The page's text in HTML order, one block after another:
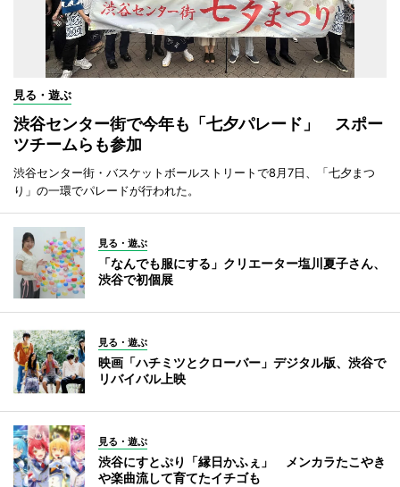
見る・遊ぶ
渋谷センター街で今年も「七夕パレード」 スポー
ツチームらも参加
渋谷センター街・バスケットボールストリートで8月7日、「七夕まつ
り」の一環でパレードが行われた。
見る・遊ぶ
「なんでも服にする」クリエーター塩川夏子さん、
渋谷で初個展
見る・遊ぶ
映画「ハチミツとクローバー」デジタル版、渋谷で
リバイバル上映
見る・遊ぶ
渋谷にすとぷり「縁日かふぇ」 メンカラたこやき
や楽曲流して育てたイチゴも